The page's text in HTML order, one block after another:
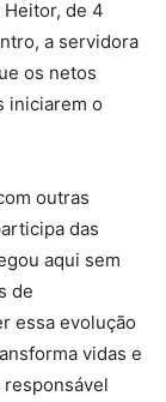
Heitor, de 4
a servidora
os netos
iniciarem o
outras
das
aqui sem
de
essa evolução
vidas e
responsável